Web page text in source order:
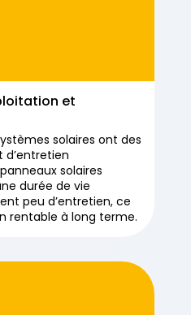
et
solaires ont des
d’entretien
solaires
durée de vie
peu d’entretien, ce
rentable à long terme.